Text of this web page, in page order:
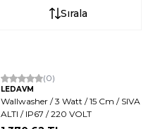
Sırala
(0)
LEDAVM
Wallwasher / 3 Watt / 15 Cm / SIVA
ALTI / IP67 / 220 VOLT